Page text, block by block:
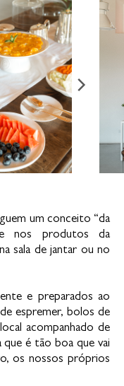
um conceito “da
nos produtos da
sala de jantar ou no
e preparados ao
espremer, bolos de
acompanhado de
que é tão boa que vai
os nossos próprios